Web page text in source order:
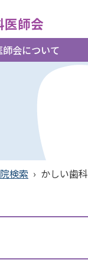
医師会
会について
検索 › かしい歯科